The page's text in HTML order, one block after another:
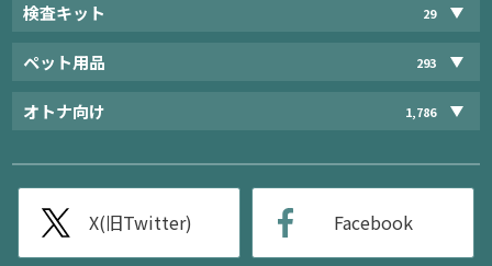
検査キット 29
ペット用品 293
オトナ向け 1,786
X(旧Twitter) Facebook